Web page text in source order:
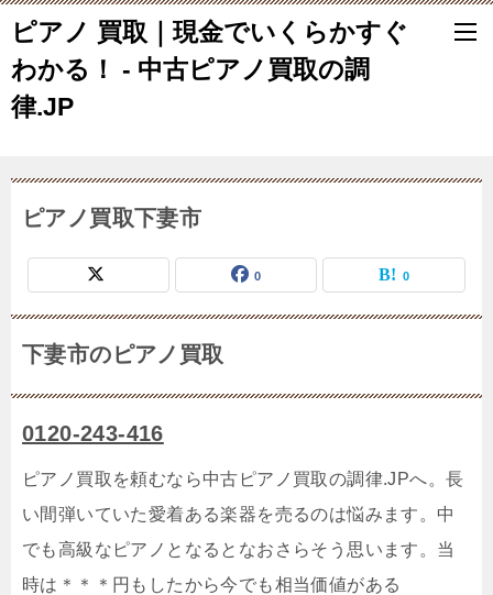
ピアノ 買取｜現金でいくらかすぐ
わかる！ - 中古ピアノ買取の調
律.JP
ピアノ買取下妻市
0 0
下妻市のピアノ買取
0120-243-416
ピアノ買取を頼むなら中古ピアノ買取の調律.JPへ。長
い間弾いていた愛着ある楽器を売るのは悩みます。中
でも高級なピアノとなるとなおさらそう思います。当
時は＊＊＊円もしたから今でも相当価値がある